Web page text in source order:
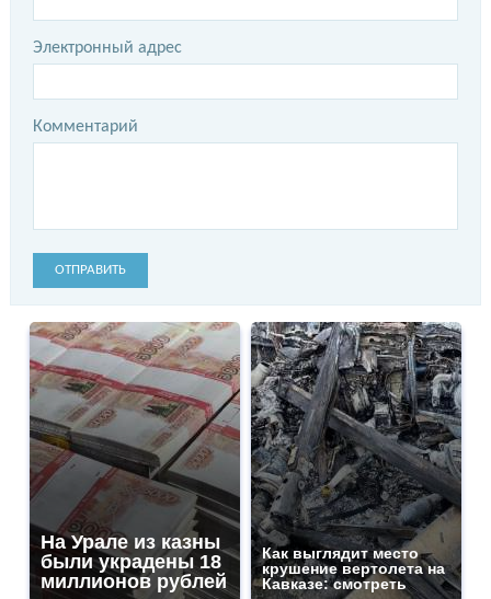
Электронный адрес
Комментарий
ОТПРАВИТЬ
На Урале из казны
были украдены 18
миллионов рублей
Как выглядит место
крушение вертолета на
Кавказе: смотреть